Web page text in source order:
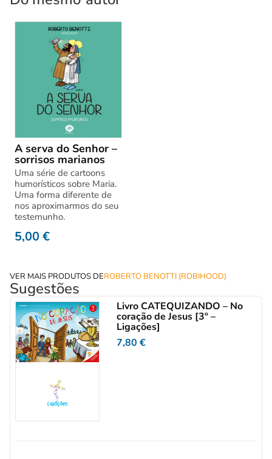
A serva do Senhor –
sorrisos marianos
Uma série de cartoons
humorísticos sobre Maria.
Uma forma diferente de
nos aproximarmos do seu
testemunho.
5,00€
VER MAIS PRODUTOS DEROBERTO BENOTTI (ROBIHOOD)
Sugestões
Livro CATEQUIZANDO – No
coração de Jesus [3º –
Ligações]
7,80€